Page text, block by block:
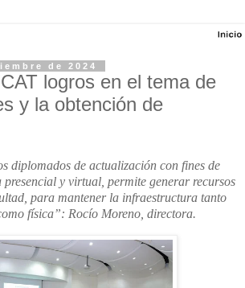
de 2024
logros en el tema de
y la obtención de
diplomados de actualización con fines de
y virtual, permite generar recursos
para mantener la infraestructura tanto
física”: Rocío Moreno, directora.